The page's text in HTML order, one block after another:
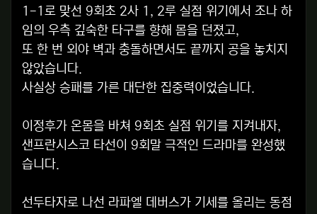
1-1로 맞선 9회초 2사 1, 2루 실점 위기에서 조나 하
임의 우측 깊숙한 타구를 향해 몸을 던졌고,
또 한 번 외야 벽과 충돌하면서도 끝까지 공을 놓치지
않았습니다.
사실상 승패를 가른 대단한 집중력이었습니다.
이정후가 온몸을 바쳐 9회초 실점 위기를 지켜내자,
샌프란시스코 타선이 9회말 극적인 드라마를 완성했
습니다.
선두타자로 나선 라파엘 데버스가 기세를 올리는 동점